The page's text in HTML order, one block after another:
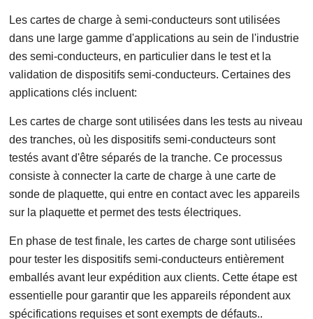
Les cartes de charge à semi-conducteurs sont utilisées
dans une large gamme d'applications au sein de l'industrie
des semi-conducteurs, en particulier dans le test et la
validation de dispositifs semi-conducteurs. Certaines des
applications clés incluent:
Les cartes de charge sont utilisées dans les tests au niveau
des tranches, où les dispositifs semi-conducteurs sont
testés avant d'être séparés de la tranche. Ce processus
consiste à connecter la carte de charge à une carte de
sonde de plaquette, qui entre en contact avec les appareils
sur la plaquette et permet des tests électriques.
En phase de test finale, les cartes de charge sont utilisées
pour tester les dispositifs semi-conducteurs entièrement
emballés avant leur expédition aux clients. Cette étape est
essentielle pour garantir que les appareils répondent aux
spécifications requises et sont exempts de défauts..